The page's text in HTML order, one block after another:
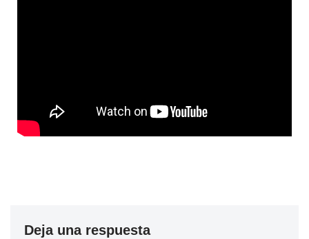
Deja una respuesta